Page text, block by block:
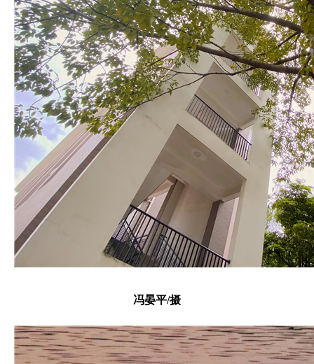
冯晏平/摄